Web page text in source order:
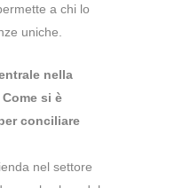
a chi lo
uniche.
nella
si è
conciliare
nel settore